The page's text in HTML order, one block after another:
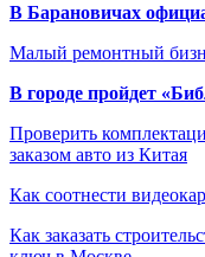
В Барановичах
Малый ремонтный
В городе пройдет
Проверить
заказом авто из Китая
Как соотнести
Как заказать